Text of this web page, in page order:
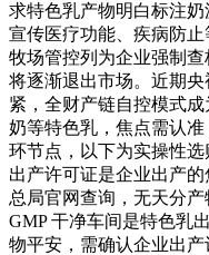
求特色乳产物明白标注
宣传医疗功能、疾病防
牧场管控列为企业强制
将逐渐退出市场。近期
紧，全财产链自控模式
奶等特色乳，焦点需认
环节点，以下为实操性
出产许可证是企业出产
总局官网查询，无天分
GMP 干净车间是特色乳
物平安，需确认企业出